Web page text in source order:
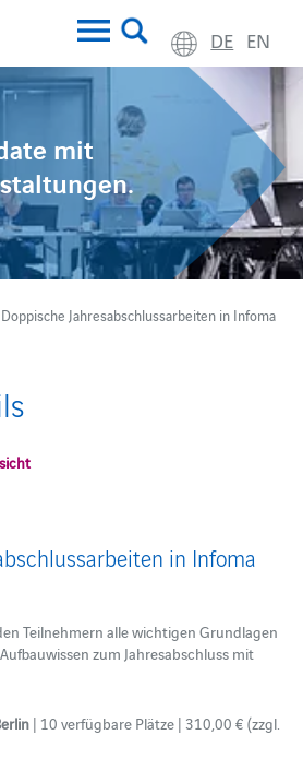
DE EN
mit
Jahresabschlussarbeiten in Infoma
in Infoma
Teilnehmern alle wichtigen Grundlagen
zum Jahresabschluss mit
| 10 verfügbare Plätze | 310,00 € (zzgl.